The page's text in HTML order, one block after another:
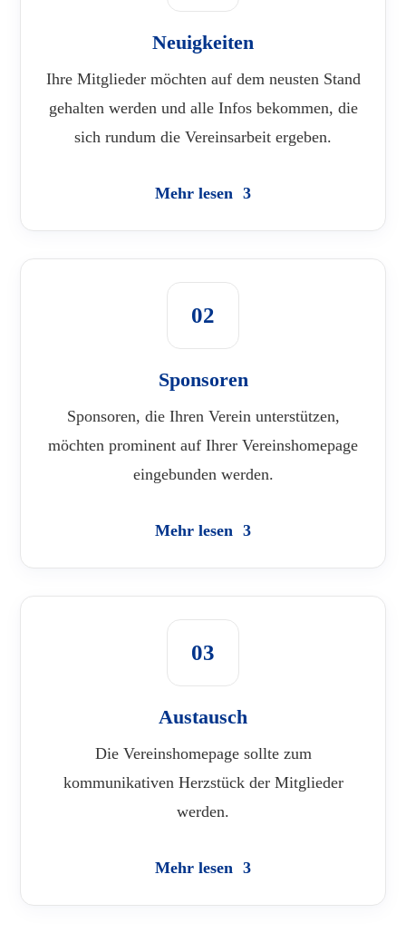
Neuigkeiten
Ihre Mitglieder möchten auf dem neusten Stand
gehalten werden und alle Infos bekommen, die
sich rundum die Vereinsarbeit ergeben.
Mehr lesen
02
Sponsoren
Sponsoren, die Ihren Verein unterstützen,
möchten prominent auf Ihrer Vereinshomepage
eingebunden werden.
Mehr lesen
03
Austausch
Die Vereinshomepage sollte zum
kommunikativen Herzstück der Mitglieder
werden.
Mehr lesen